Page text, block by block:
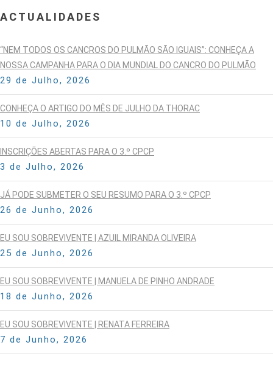
ACTUALIDADES
“NEM TODOS OS CANCROS DO PULMÃO SÃO IGUAIS”: CONHEÇA A
NOSSA CAMPANHA PARA O DIA MUNDIAL DO CANCRO DO PULMÃO
29 de Julho, 2026
CONHEÇA O ARTIGO DO MÊS DE JULHO DA THORAC
10 de Julho, 2026
INSCRIÇÕES ABERTAS PARA O 3.º CPCP
3 de Julho, 2026
JÁ PODE SUBMETER O SEU RESUMO PARA O 3.º CPCP
26 de Junho, 2026
EU SOU SOBREVIVENTE | AZUIL MIRANDA OLIVEIRA
25 de Junho, 2026
EU SOU SOBREVIVENTE | MANUELA DE PINHO ANDRADE
18 de Junho, 2026
EU SOU SOBREVIVENTE | RENATA FERREIRA
7 de Junho, 2026